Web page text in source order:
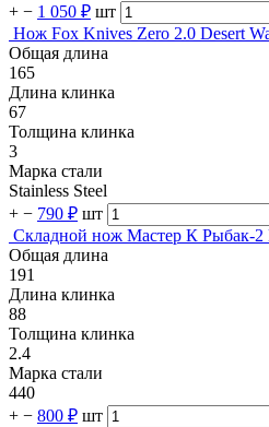
+ − 1 050 ₽ шт
Нож Fox Knives Zero 2.0 Desert
Общая длина
165
Длина клинка
67
Толщина клинка
3
Марка стали
Stainless Steel
+ − 790 ₽ шт
Складной нож Мастер К Рыбак-2
Общая длина
191
Длина клинка
88
Толщина клинка
2.4
Марка стали
440
+ − 800 ₽ шт